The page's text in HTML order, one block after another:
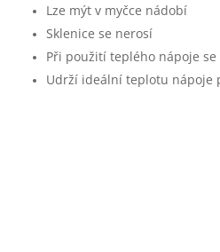
Lze mýt v myčce nádobí
Sklenice se nerosí
Při použití teplého nápoje
Udrží ideální teplotu nápoje